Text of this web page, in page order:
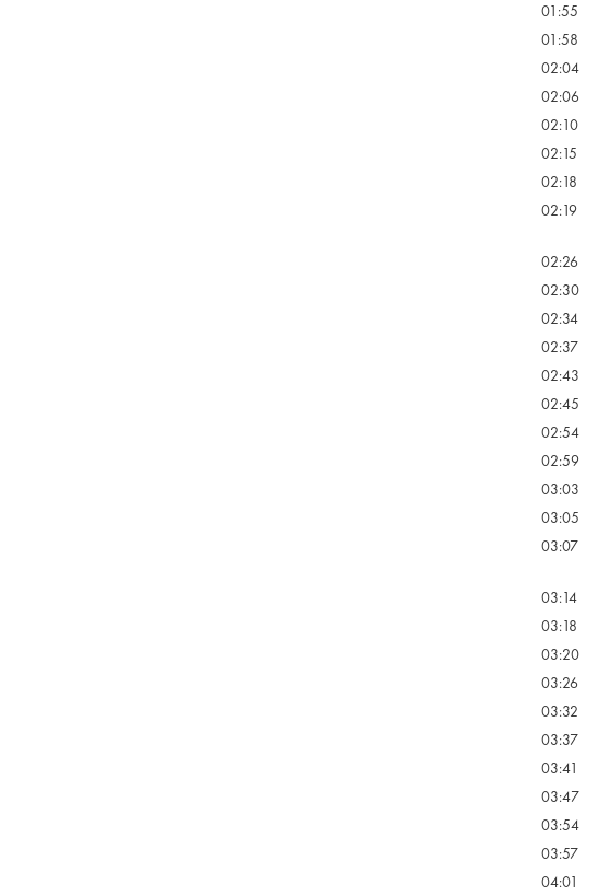
01:55
01:58
02:04
02:06
02:10
02:15
02:18
02:19
02:26
02:30
02:34
02:37
02:43
02:45
02:54
02:59
03:03
03:05
03:07
03:14
03:18
03:20
03:26
03:32
03:37
03:41
03:47
03:54
03:57
04:01